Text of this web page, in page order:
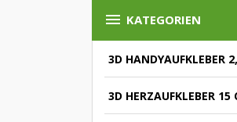
 KATEGORIEN
3D HANDYAUFKLEBER
3D HERZAUFKLEBER 15